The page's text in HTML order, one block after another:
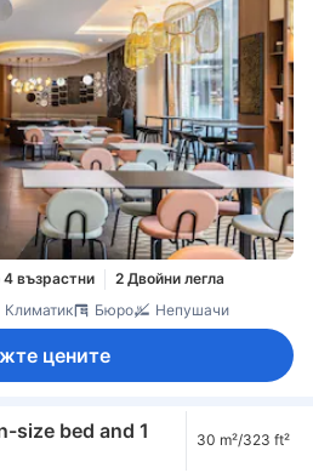
възрастни
2 Двойни легла
Климатик Бюро Непушачи
цените
size bed and 1
30 m²/323 ft²